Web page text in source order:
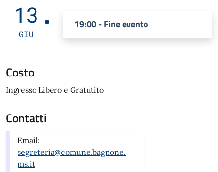
13
GIU
19:00 - Fine evento
Costo
Ingresso Libero e Gratutito
Contatti
Email:
segreteria@comune.bagnone.
ms.it